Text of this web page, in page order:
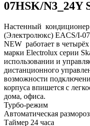
07HSK/N3_24Y
Настенный кондиционер
(Электролюкс) EACS/I-
NEW работает в
марки Electrolux серии
использовании и
дистанционного
возможности
корпуса впишется с
дома, офиса.
Турбо-режим
Автоматическая
Таймер 24 часа